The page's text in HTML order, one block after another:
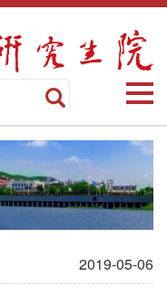
2019-05-06